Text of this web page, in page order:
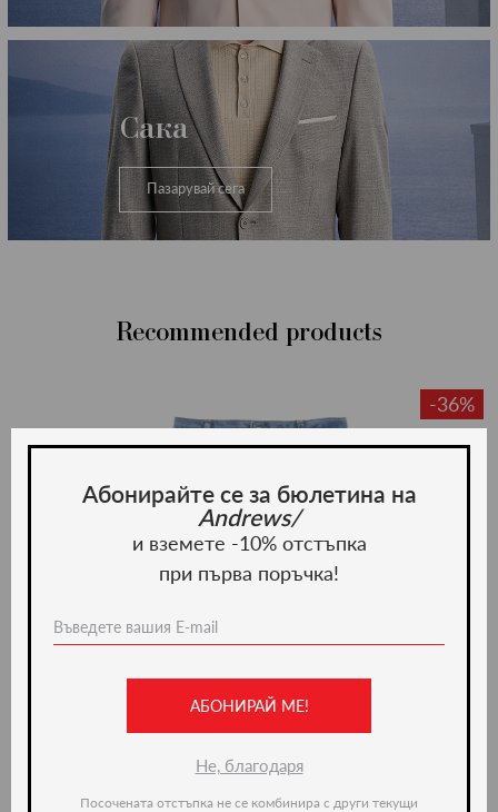
Сака
Пазарувай сега
Recommended products
-36%
Абонирайте се за бюлетина на
Andrews/
и вземете -10% отстъпка
при първа поръчка!
АБОНИРАЙ МЕ!
Не, благодаря
Посочената отстъпка не се комбинира с други текущи